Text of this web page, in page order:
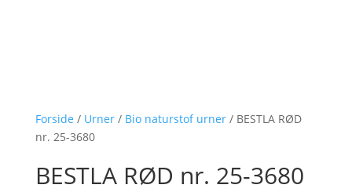
Forside / Urner/ Bio naturstof urner/ BESTLA RØD
nr. 25-3680
BESTLA RØD nr. 25-3680